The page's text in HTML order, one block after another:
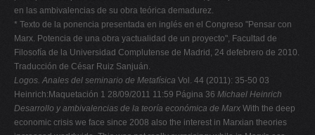
en las ambivalencias de su obra teórica demadurez.
* Texto de la ponencia presentada en inglés en el Congreso "Pensar con
Marx. Potencia de una obra yactualidad de un proyecto", Facultad de
Filosofía de la Universidad Complutense de Madrid, 24 defebrero de 2010.
Traducción de César Ruiz Sanjuán.
Logos. Anales del seminario de Metafísica Vol. 44 (2011): 35-50 03
Heinrich:Maquetación 1 28/09/2011 11:59 Página 36 Michael Heinrich
Desarrollo y ambivalencias de la teoría económica de Marx With the deep
economic crisis we face since 2008 also the interest in Marxian theories